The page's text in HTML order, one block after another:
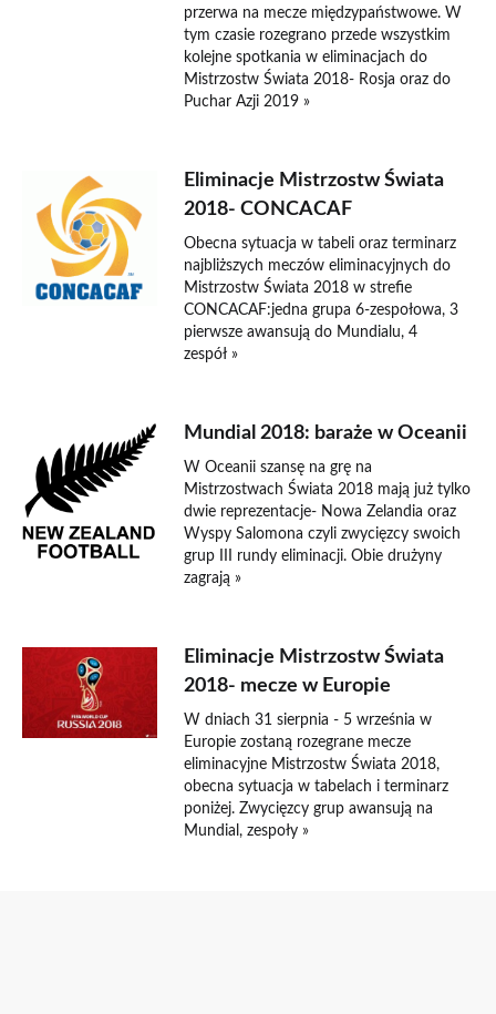
przerwa na mecze międzypaństwowe. W
tym czasie rozegrano przede wszystkim
kolejne spotkania w eliminacjach do
Mistrzostw Świata 2018- Rosja oraz do
Puchar Azji 2019 »
Eliminacje Mistrzostw Świata
2018- CONCACAF
Obecna sytuacja w tabeli oraz terminarz
najbliższych meczów eliminacyjnych do
Mistrzostw Świata 2018 w strefie
CONCACAF:jedna grupa 6-zespołowa, 3
pierwsze awansują do Mundialu, 4
zespół »
Mundial 2018: baraże w Oceanii
W Oceanii szansę na grę na
Mistrzostwach Świata 2018 mają już tylko
dwie reprezentacje- Nowa Zelandia oraz
Wyspy Salomona czyli zwycięzcy swoich
grup III rundy eliminacji. Obie drużyny
zagrają »
Eliminacje Mistrzostw Świata
2018- mecze w Europie
W dniach 31 sierpnia - 5 września w
Europie zostaną rozegrane mecze
eliminacyjne Mistrzostw Świata 2018,
obecna sytuacja w tabelach i terminarz
poniżej. Zwycięzcy grup awansują na
Mundial, zespoły »